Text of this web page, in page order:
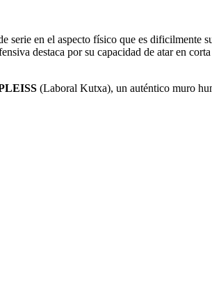
serie en el aspecto físico que es dificilmente
destaca por su capacidad de atar en
(Laboral Kutxa), un auténtico muro